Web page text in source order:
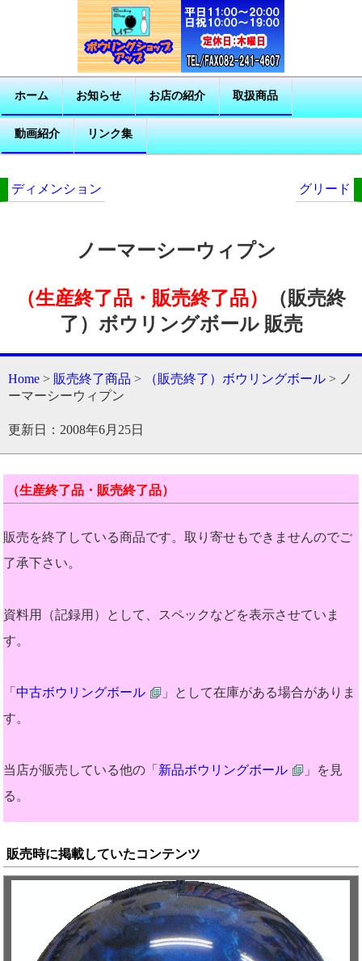
ホーム お知らせ お店の紹介 取扱商品
動画紹介 リンク集
ディメンション グリード
ノーマーシーウィプン
（生産終了品・販売終了品）
（販売終
了）ボウリングボール 販売
Home > 販売終了商品 > （販売終了）ボウリングボール > ノ
ーマーシーウィプン
更新日：2008年6月25日
（生産終了品・販売終了品）
販売を終了している商品です。取り寄せもできませんのでご
了承下さい。
資料用（記録用）として、スペックなどを表示させていま
す。
「中古ボウリングボール
」として在庫がある場合がありま
す。
当店が販売している他の「 新品ボウリングボール
」を見
る。
販売時に掲載していたコンテンツ